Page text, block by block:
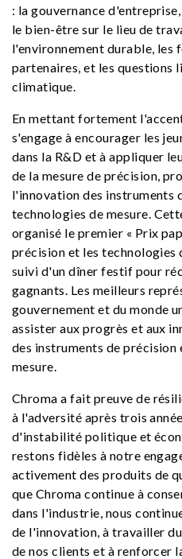
: la gouvernance
le bien-être sur le lieu de
l'environnement durable, les
partenaires, et les questions
climatique.
En mettant fortement
s'engage à encourager les
dans la R&D et à appliquer
de la mesure de précision,
l'innovation des instruments
technologies de mesure.
organisé le premier « Prix
précision et les technologies
suivi d'un dîner festif pour
gagnants. Les meilleurs
gouvernement et du monde
assister aux progrès et aux
des instruments de précision
mesure.
Chroma a fait preuve de
à l'adversité après trois
d'instabilité politique et
restons fidèles à notre
activement des produits de
que Chroma continue à
dans l'industrie, nous
de l'innovation, à travailler
de nos clients et à renforcer